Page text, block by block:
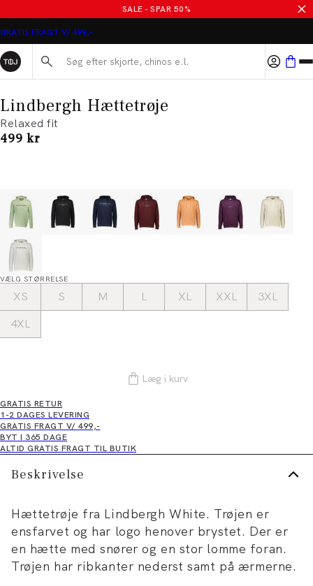
SALE - SPAR 50%
GRATIS FRAGT V/ 499,-
Søg her...
Lindbergh Hættetrøje
Relaxed fit
I alt (inkl. rabat)
499 kr
VÆLG STØRRELSE
XS S M L XL XXL
3XL
4XL
Læg i kurv
GRATIS RETUR
1-2 DAGES LEVERING
GRATIS FRAGT V/ 499,-
BYT I 365 DAGE
ALTID GRATIS FRAGT TIL BUTIK
Beskrivelse
Hættetrøje fra Lindbergh White. Trøjen er
ensfarvet og har logo henover brystet. Der er
en hætte med snører og en stor lomme foran.
Trøjen har ribkanter nederst samt på ærmerne.